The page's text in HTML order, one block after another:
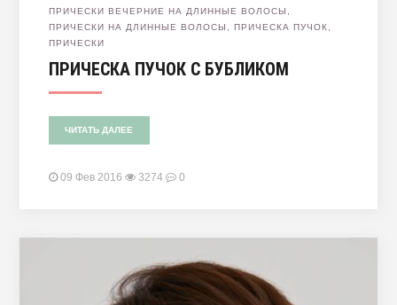
ПРИЧЕСКИ ВЕЧЕРНИЕ НА ДЛИННЫЕ ВОЛОСЫ
ПРИЧЕСКИ НА ДЛИННЫЕ ВОЛОСЫ
ПРИЧЕСКА ПУЧОК
ПРИЧЕСКИ
ПРИЧЕСКА ПУЧОК С БУБЛИКОМ
ЧИТАТЬ ДАЛЕЕ
09 Фев 2016 3274 0